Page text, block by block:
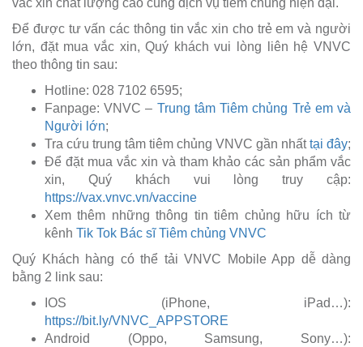
vắc xin chất lượng cao cùng dịch vụ tiêm chủng hiện đại.
Để được tư vấn các thông tin vắc xin cho trẻ em và người
lớn, đặt mua vắc xin, Quý khách vui lòng liên hệ VNVC
theo thông tin sau:
Hotline: 028 7102 6595;
Fanpage: VNVC – Trung tâm Tiêm chủng Trẻ em và
Người lớn;
Tra cứu trung tâm tiêm chủng VNVC gần nhấttại đây;
Để đặt mua vắc xin và tham khảo các sản phẩm vắc
xin, Quý khách vui lòng truy cập:
https://vax.vnvc.vn/vaccine
Xem thêm những thông tin tiêm chủng hữu ích từ
kênh Tik Tok Bác sĩ Tiêm chủng VNVC
Quý Khách hàng có thể tải VNVC Mobile App dễ dàng
bằng 2 link sau:
IOS (iPhone, iPad…):
https://bit.ly/VNVC_APPSTORE
Android (Oppo, Samsung, Sony…):